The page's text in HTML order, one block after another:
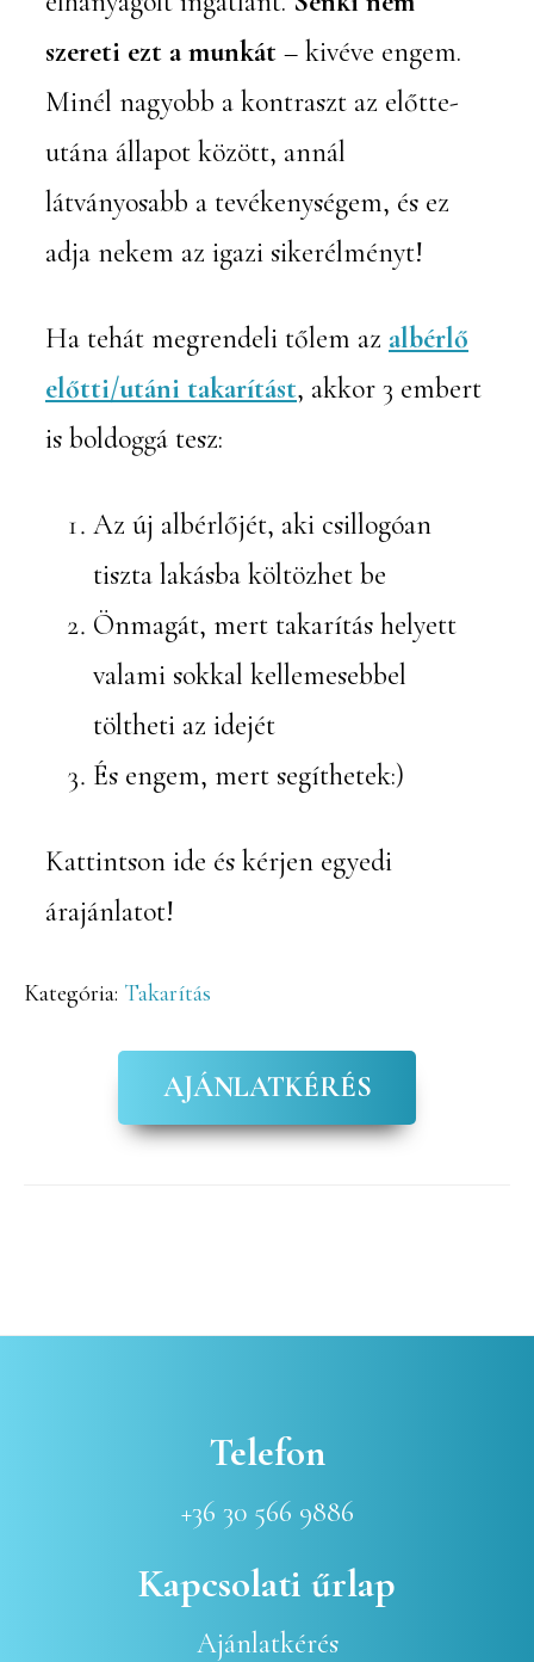
szereti ezt a munkát – kivéve engem.
Minél nagyobb a kontraszt az előtte-
utána állapot között, annál
látványosabb a tevékenységem, és ez
adja nekem az igazi sikerélményt!
Ha tehát megrendeli tőlem az albérlő
előtti/utáni takarítást, akkor 3 embert
is boldoggá tesz:
Az új albérlőjét, aki csillogóan
tiszta lakásba költözhet be
Önmagát, mert takarítás helyett
valami sokkal kellemesebbel
töltheti az idejét
És engem, mert segíthetek:)
Kattintson ide és kérjen egyedi
árajánlatot!
Kategória: Takarítás
AJÁNLATKÉRÉS
oldalsáv
Telefon
+36 30 566 9886
Kapcsolati űrlap
Ajánlatkérés